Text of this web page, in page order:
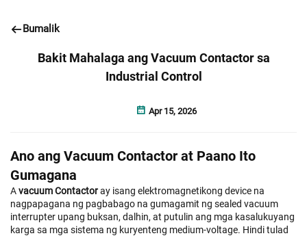
Makipag-ugnayan sa Amin
Bumalik
Bakit Mahalaga ang Vacuum Contactor sa
Industrial Control
Apr 15, 2026
Ano ang Vacuum Contactor at Paano Ito
Gumagana
Avacuum Contactoray isang elektromagnetikong device na
nagpapagana ng pagbabago na gumagamit ng sealed vacuum
interrupter upang buksan, dalhin, at putulin ang mga kasalukuyang
karga sa mga sistema ng kuryenteng medium-voltage. Hindi tulad